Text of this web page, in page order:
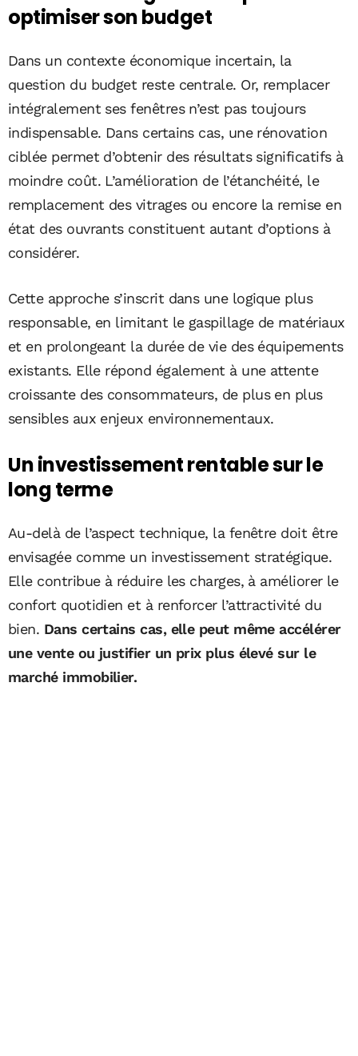
optimiser son budget
Dans un contexte économique incertain, la
question du budget reste centrale. Or, remplacer
intégralement ses fenêtres n’est pas toujours
indispensable. Dans certains cas, une rénovation
ciblée permet d’obtenir des résultats significatifs à
moindre coût. L’amélioration de l’étanchéité, le
remplacement des vitrages ou encore la remise en
état des ouvrants constituent autant d’options à
considérer.
Cette approche s’inscrit dans une logique plus
responsable, en limitant le gaspillage de matériaux
et en prolongeant la durée de vie des équipements
existants. Elle répond également à une attente
croissante des consommateurs, de plus en plus
sensibles aux enjeux environnementaux.
Un investissement rentable sur le
long terme
Au-delà de l’aspect technique, la fenêtre doit être
envisagée comme un investissement stratégique.
Elle contribue à réduire les charges, à améliorer le
confort quotidien et à renforcer l’attractivité du
bien. Dans certains cas, elle peut même accélérer
une vente ou justifier un prix plus élevé sur le
marché immobilier.